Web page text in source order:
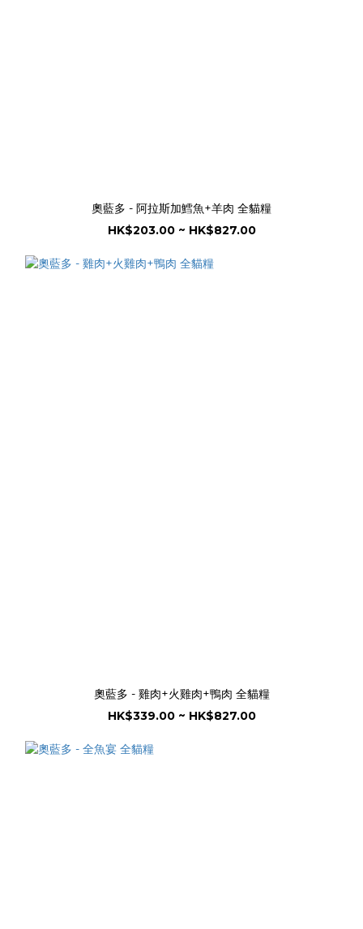
奧藍多 - 阿拉斯加鱈魚+羊肉 全貓糧
HK$203.00 ~ HK$827.00
奧藍多 - 雞肉+火雞肉+鴨肉 全貓糧
HK$339.00 ~ HK$827.00